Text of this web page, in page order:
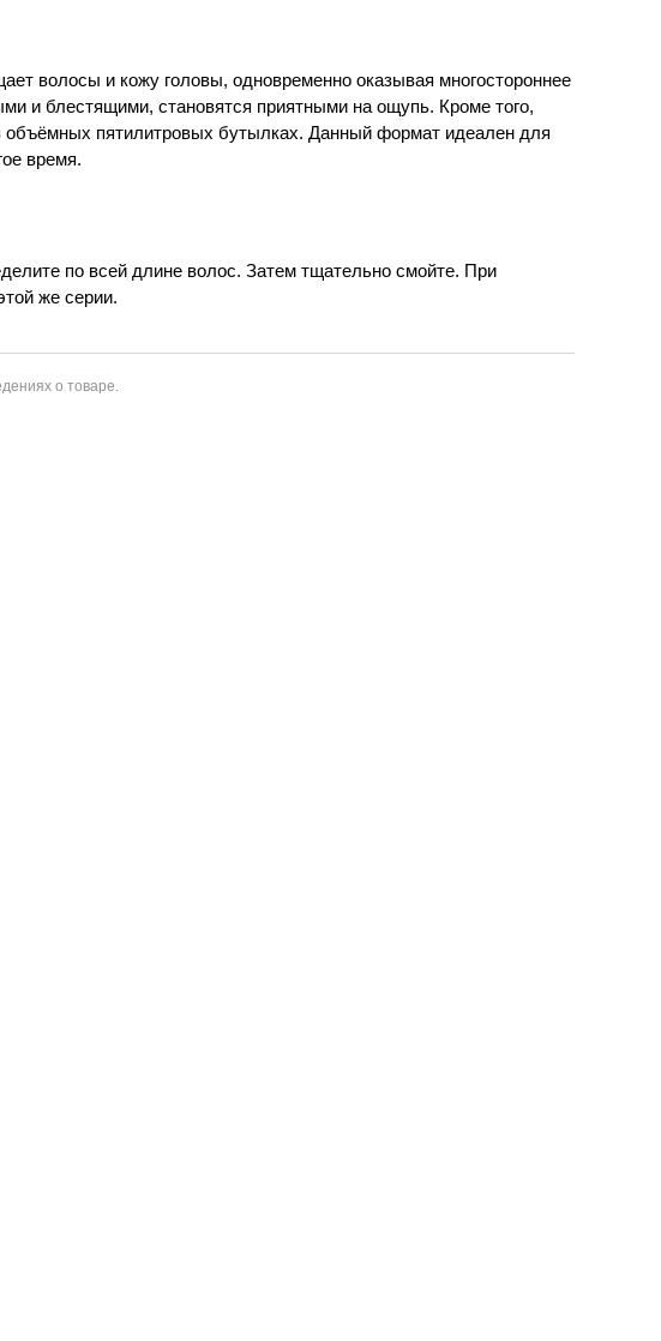
волосы и кожу головы, одновременно оказывая многостороннее
и блестящими, становятся приятными на ощупь. Кроме того,
пятилитровых бутылках. Данный формат идеален для
время.
по всей длине волос. Затем тщательно смойте. При
же серии.
о товаре.